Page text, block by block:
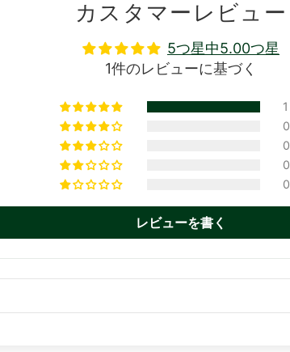
カスタマーレビュー
5つ星中5.00つ星
1件のレビューに基づく
1
0
0
0
0
レビューを書く